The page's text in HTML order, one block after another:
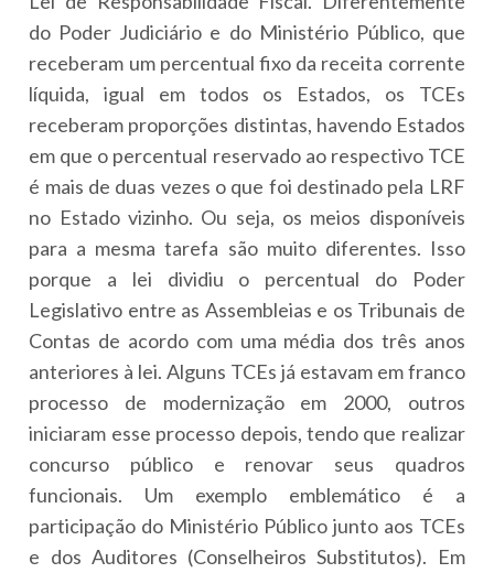
do Poder Judiciário e do Ministério Público, que
receberam um percentual fixo da receita corrente
líquida, igual em todos os Estados, os TCEs
receberam proporções distintas, havendo Estados
em que o percentual reservado ao respectivo TCE
é mais de duas vezes o que foi destinado pela LRF
no Estado vizinho. Ou seja, os meios disponíveis
para a mesma tarefa são muito diferentes. Isso
porque a lei dividiu o percentual do Poder
Legislativo entre as Assembleias e os Tribunais de
Contas de acordo com uma média dos três anos
anteriores à lei. Alguns TCEs já estavam em franco
processo de modernização em 2000, outros
iniciaram esse processo depois, tendo que realizar
concurso público e renovar seus quadros
funcionais. Um exemplo emblemático é a
participação do Ministério Público junto aos TCEs
e dos Auditores (Conselheiros Substitutos). Em